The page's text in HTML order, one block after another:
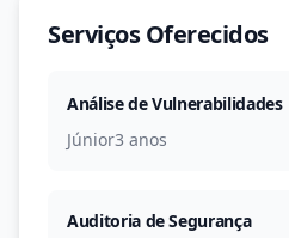
Serviços Oferecidos
Análise de Vulnerabilidades
Júnior3 anos
Auditoria de Segurança